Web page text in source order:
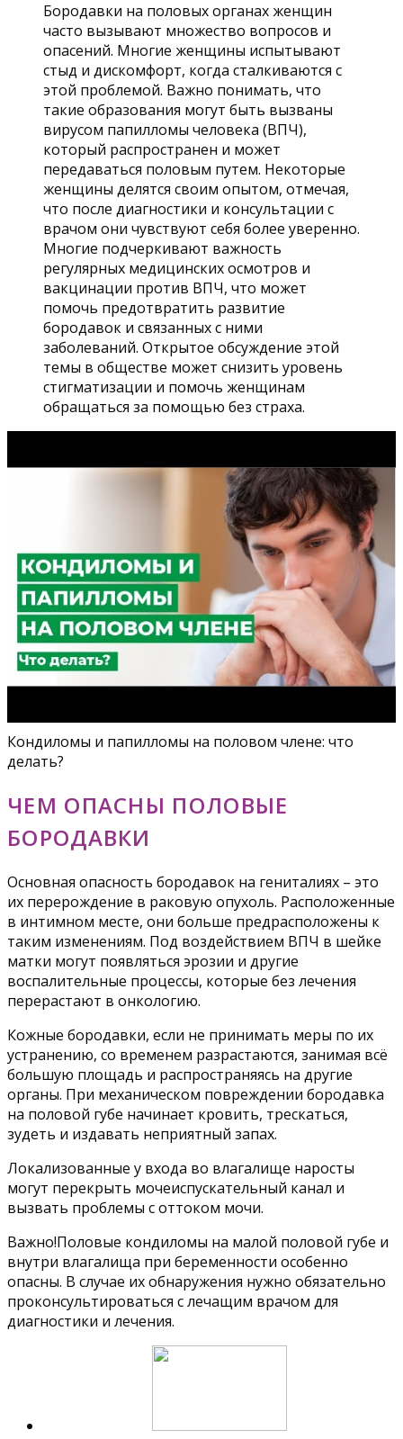
Бородавки на половых органах женщин
часто вызывают множество вопросов и
опасений. Многие женщины испытывают
стыд и дискомфорт, когда сталкиваются с
этой проблемой. Важно понимать, что
такие образования могут быть вызваны
вирусом папилломы человека (ВПЧ),
который распространен и может
передаваться половым путем. Некоторые
женщины делятся своим опытом, отмечая,
что после диагностики и консультации с
врачом они чувствуют себя более уверенно.
Многие подчеркивают важность
регулярных медицинских осмотров и
вакцинации против ВПЧ, что может
помочь предотвратить развитие
бородавок и связанных с ними
заболеваний. Открытое обсуждение этой
темы в обществе может снизить уровень
стигматизации и помочь женщинам
обращаться за помощью без страха.
Кондиломы и папилломы на половом члене: что
делать?
ЧЕМ ОПАСНЫ ПОЛОВЫЕ
БОРОДАВКИ
Основная опасность бородавок на гениталиях – это
их перерождение в раковую опухоль. Расположенные
в интимном месте, они больше предрасположены к
таким изменениям. Под воздействием ВПЧ в шейке
матки могут появляться эрозии и другие
воспалительные процессы, которые без лечения
перерастают в онкологию.
Кожные бородавки, если не принимать меры по их
устранению, со временем разрастаются, занимая всё
большую площадь и распространяясь на другие
органы. При механическом повреждении бородавка
на половой губе начинает кровить, трескаться,
зудеть и издавать неприятный запах.
Локализованные у входа во влагалище наросты
могут перекрыть мочеиспускательный канал и
вызвать проблемы с оттоком мочи.
Важно!Половые кондиломы на малой половой губе и
внутри влагалища при беременности особенно
опасны. В случае их обнаружения нужно обязательно
проконсультироваться с лечащим врачом для
диагностики и лечения.